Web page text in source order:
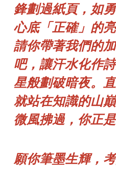
鋒劃過紙頁，如
心底「正確」的
請你帶著我們的
吧，讓汗水化作
星般劃破暗夜。
就站在知識的山
微風拂過，你正
願你筆墨生輝，